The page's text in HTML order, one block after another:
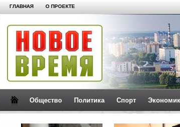
ГЛАВНАЯ О ПРОЕКТЕ
Общество Политика Спорт